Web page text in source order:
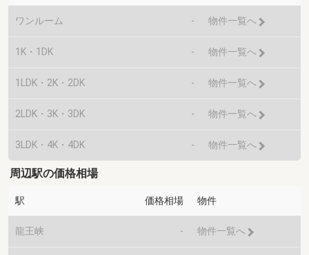
ワンルーム - 物件一覧へ
1K・1DK - 物件一覧へ
1LDK・2K・2DK - 物件一覧へ
2LDK・3K・3DK - 物件一覧へ
3LDK・4K・4DK - 物件一覧へ
周辺駅の価格相場
駅 価格相場 物件
龍王峡 - 物件一覧へ